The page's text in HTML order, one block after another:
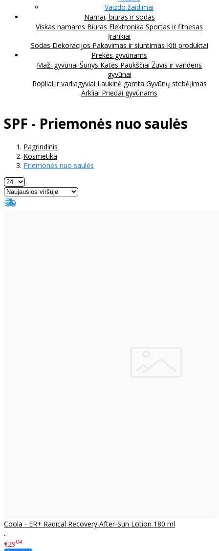
Vaizdo žaidimai
Namai, biuras ir sodas
Viskas namams Biuras Elektronika Sportas ir fitnesas
Įrankiai
Sodas Dekoracijos Pakavimas ir siuntimas Kiti produktai
Prekės gyvūnams
Maži gyvūnai Šunys Katės Paukščiai Žuvis ir vandens
gyvūnai
Ropliai ir varliagyviai Laukinė gamta Gyvūnų stebėjimas
Arkliai Priedai gyvūnams
SPF - Priemonės nuo saulės
Pagrindinis
Kosmetika
Priemonės nuo saulės
​Coola - ER+ Radical Recovery After-Sun Lotion 180 ml
..
€2904